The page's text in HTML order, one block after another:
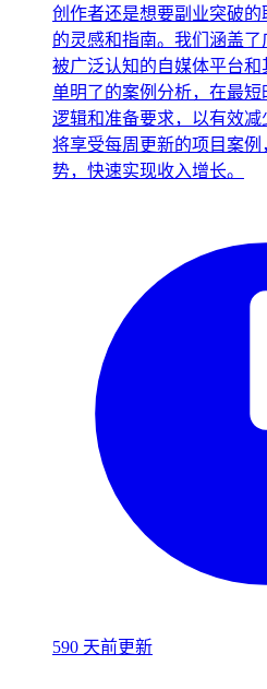
创作者还是想要副业突破
的灵感和指南。我们涵盖
被广泛认知的自媒体平台
单明了的案例分析，在最
逻辑和准备要求，以有效
将享受每周更新的项目案
势，快速实现收入增长。
590 天前更新